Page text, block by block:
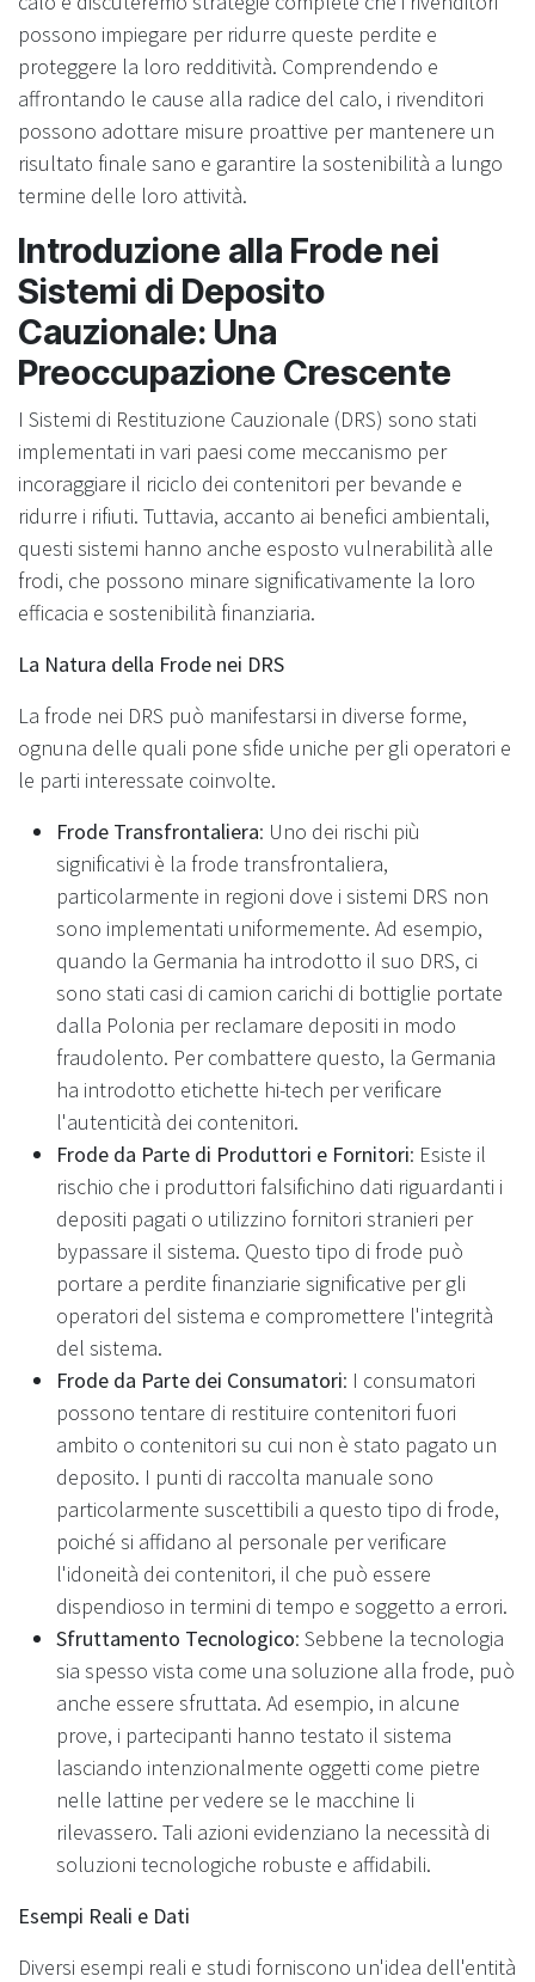
possono impiegare per ridurre queste perdite e
proteggere la loro redditività. Comprendendo e
affrontando le cause alla radice del calo, i rivenditori
possono adottare misure proattive per mantenere un
risultato finale sano e garantire la sostenibilità a lungo
termine delle loro attività.
Introduzione alla Frode nei
Sistemi di Deposito
Cauzionale: Una
Preoccupazione Crescente
I Sistemi di Restituzione Cauzionale (DRS) sono stati
implementati in vari paesi come meccanismo per
incoraggiare il riciclo dei contenitori per bevande e
ridurre i rifiuti. Tuttavia, accanto ai benefici ambientali,
questi sistemi hanno anche esposto vulnerabilità alle
frodi, che possono minare significativamente la loro
efficacia e sostenibilità finanziaria.
La Natura della Frode nei DRS
La frode nei DRS può manifestarsi in diverse forme,
ognuna delle quali pone sfide uniche per gli operatori e
le parti interessate coinvolte.
Frode Transfrontaliera: Uno dei rischi più
significativi è la frode transfrontaliera,
particolarmente in regioni dove i sistemi DRS non
sono implementati uniformemente. Ad esempio,
quando la Germania ha introdotto il suo DRS, ci
sono stati casi di camion carichi di bottiglie portate
dalla Polonia per reclamare depositi in modo
fraudolento. Per combattere questo, la Germania
ha introdotto etichette hi-tech per verificare
l'autenticità dei contenitori.
Frode da Parte di Produttori e Fornitori: Esiste il
rischio che i produttori falsifichino dati riguardanti i
depositi pagati o utilizzino fornitori stranieri per
bypassare il sistema. Questo tipo di frode può
portare a perdite finanziarie significative per gli
operatori del sistema e compromettere l'integrità
del sistema.
Frode da Parte dei Consumatori: I consumatori
possono tentare di restituire contenitori fuori
ambito o contenitori su cui non è stato pagato un
deposito. I punti di raccolta manuale sono
particolarmente suscettibili a questo tipo di frode,
poiché si affidano al personale per verificare
l'idoneità dei contenitori, il che può essere
dispendioso in termini di tempo e soggetto a errori.
Sfruttamento Tecnologico: Sebbene la tecnologia
sia spesso vista come una soluzione alla frode, può
anche essere sfruttata. Ad esempio, in alcune
prove, i partecipanti hanno testato il sistema
lasciando intenzionalmente oggetti come pietre
nelle lattine per vedere se le macchine li
rilevassero. Tali azioni evidenziano la necessità di
soluzioni tecnologiche robuste e affidabili.
Esempi Reali e Dati
Diversi esempi reali e studi forniscono un'idea dell'entità